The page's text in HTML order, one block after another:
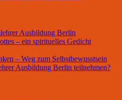
Ausbildung Berlin
– ein spirituelles Gedicht
– Weg zum Selbstbewusstsein
Ausbildung Berlin teilnehmen?